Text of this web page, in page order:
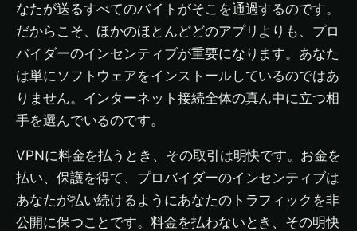
なたが送るすべてのバイトがそこを通過するのです。
だからこそ、ほかのほとんどどのアプリよりも、プロ
バイダーのインセンティブが重要になります。あなた
は単にソフトウェアをインストールしているのではあ
りません。インターネット接続全体の真ん中に立つ相
手を選んでいるのです。
VPNに料金を払うとき、その取引は明快です。お金を
払い、保護を得て、プロバイダーのインセンティブは
あなたが払い続けるようにあなたのトラフィックを非
公開に保つことです。料金を払わないとき、その明快